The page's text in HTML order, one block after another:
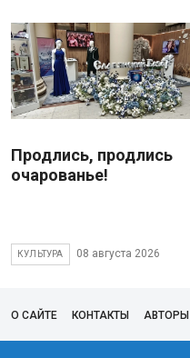
Продлись, продлись
очарованье!
КУЛЬТУРА 08 августа 2026
О САЙТЕ КОНТАКТЫ АВТОРЫ